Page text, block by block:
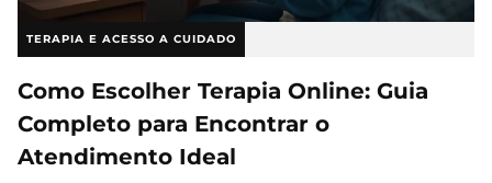
TERAPIA E ACESSO A CUIDADO
Como Escolher Terapia Online: Guia
Completo para Encontrar o
Atendimento Ideal